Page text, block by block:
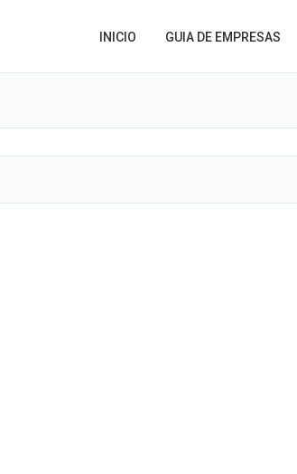
INICIO GUIA DE EMPRESAS